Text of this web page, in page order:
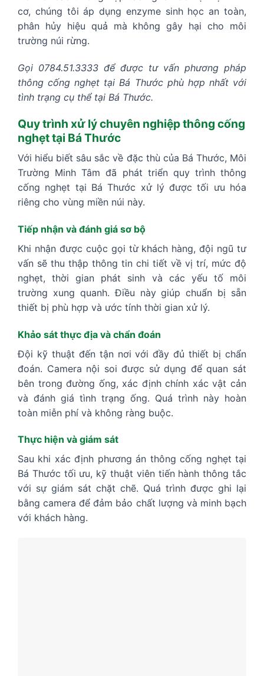
cơ, chúng tôi áp dụng enzyme sinh học an toàn,
phân hủy hiệu quả mà không gây hại cho môi
trường núi rừng.
Gọi 0784.51.3333 để được tư vấn phương pháp
thông cống nghẹt tại Bá Thước phù hợp nhất với
tình trạng cụ thể tại Bá Thước.
Quy trình xử lý chuyên nghiệp thông cống
nghẹt tại Bá Thước
Với hiểu biết sâu sắc về đặc thù của Bá Thước, Môi
Trường Minh Tâm đã phát triển quy trình thông
cống nghẹt tại Bá Thước xử lý được tối ưu hóa
riêng cho vùng miền núi này.
Tiếp nhận và đánh giá sơ bộ
Khi nhận được cuộc gọi từ khách hàng, đội ngũ tư
vấn sẽ thu thập thông tin chi tiết về vị trí, mức độ
nghẹt, thời gian phát sinh và các yếu tố môi
trường xung quanh. Điều này giúp chuẩn bị sẵn
thiết bị phù hợp và ước tính thời gian xử lý.
Khảo sát thực địa và chẩn đoán
Đội kỹ thuật đến tận nơi với đầy đủ thiết bị chẩn
đoán. Camera nội soi được sử dụng để quan sát
bên trong đường ống, xác định chính xác vật cản
và đánh giá tình trạng ống. Quá trình này hoàn
toàn miễn phí và không ràng buộc.
Thực hiện và giám sát
Sau khi xác định phương án thông cống nghẹt tại
Bá Thước tối ưu, kỹ thuật viên tiến hành thông tắc
với sự giám sát chặt chẽ. Quá trình được ghi lại
bằng camera để đảm bảo chất lượng và minh bạch
với khách hàng.